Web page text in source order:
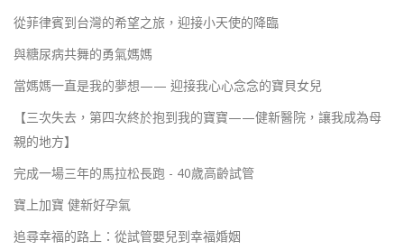
從菲律賓到台灣的希望之旅，迎接小天使的降臨
與糖尿病共舞的勇氣媽媽
當媽媽一直是我的夢想—— 迎接我心心念念的寶貝女兒
【三次失去，第四次終於抱到我的寶寶——健新醫院，讓我成為母
親的地方】
完成一場三年的馬拉松長跑 - 40歲高齡試管
寶上加寶 健新好孕氣
追尋幸福的路上：從試管嬰兒到幸福婚姻